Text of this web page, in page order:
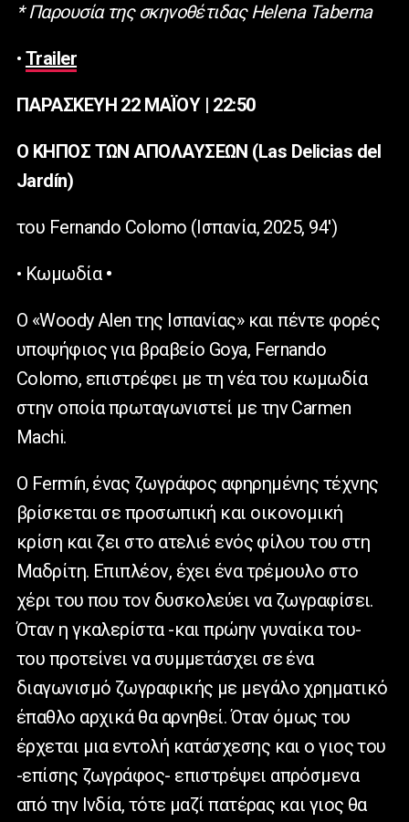
* Παρουσία της σκηνοθέτιδας Helena Taberna
• Trailer
ΠΑΡΑΣΚΕΥΗ 22 ΜΑΪΟΥ | 22:50
Ο ΚΗΠΟΣ ΤΩΝ ΑΠΟΛΑΥΣΕΩΝ (Las Delicias del
Jardín)
του Fernando Colomo (Ισπανία, 2025, 94′)
• Κωμωδία •
Ο «Woody Alen της Ισπανίας» και πέντε φορές
υποψήφιος για βραβείο Goya, Fernando
Colomo, επιστρέφει με τη νέα του κωμωδία
στην οποία πρωταγωνιστεί με την Carmen
Machi.
Ο Fermín, ένας ζωγράφος αφηρημένης τέχνης
βρίσκεται σε προσωπική και οικονομική
κρίση και ζει στο ατελιέ ενός φίλου του στη
Μαδρίτη. Επιπλέον, έχει ένα τρέμουλο στο
χέρι του που τον δυσκολεύει να ζωγραφίσει.
Όταν η γκαλερίστα -και πρώην γυναίκα του-
του προτείνει να συμμετάσχει σε ένα
διαγωνισμό ζωγραφικής με μεγάλο χρηματικό
έπαθλο αρχικά θα αρνηθεί. Όταν όμως του
έρχεται μια εντολή κατάσχεσης και ο γιος του
-επίσης ζωγράφος- επιστρέψει απρόσμενα
από την Ινδία, τότε μαζί πατέρας και γιος θα